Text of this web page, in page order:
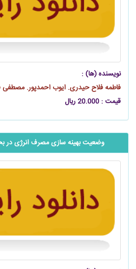
نویسنده (ها) :
فاطمه فلاح حیدری. ‏ایوب احمدپور.
قیمت : 20.000 ریال
وضعیت بهینه سازی مصرف انرژی در